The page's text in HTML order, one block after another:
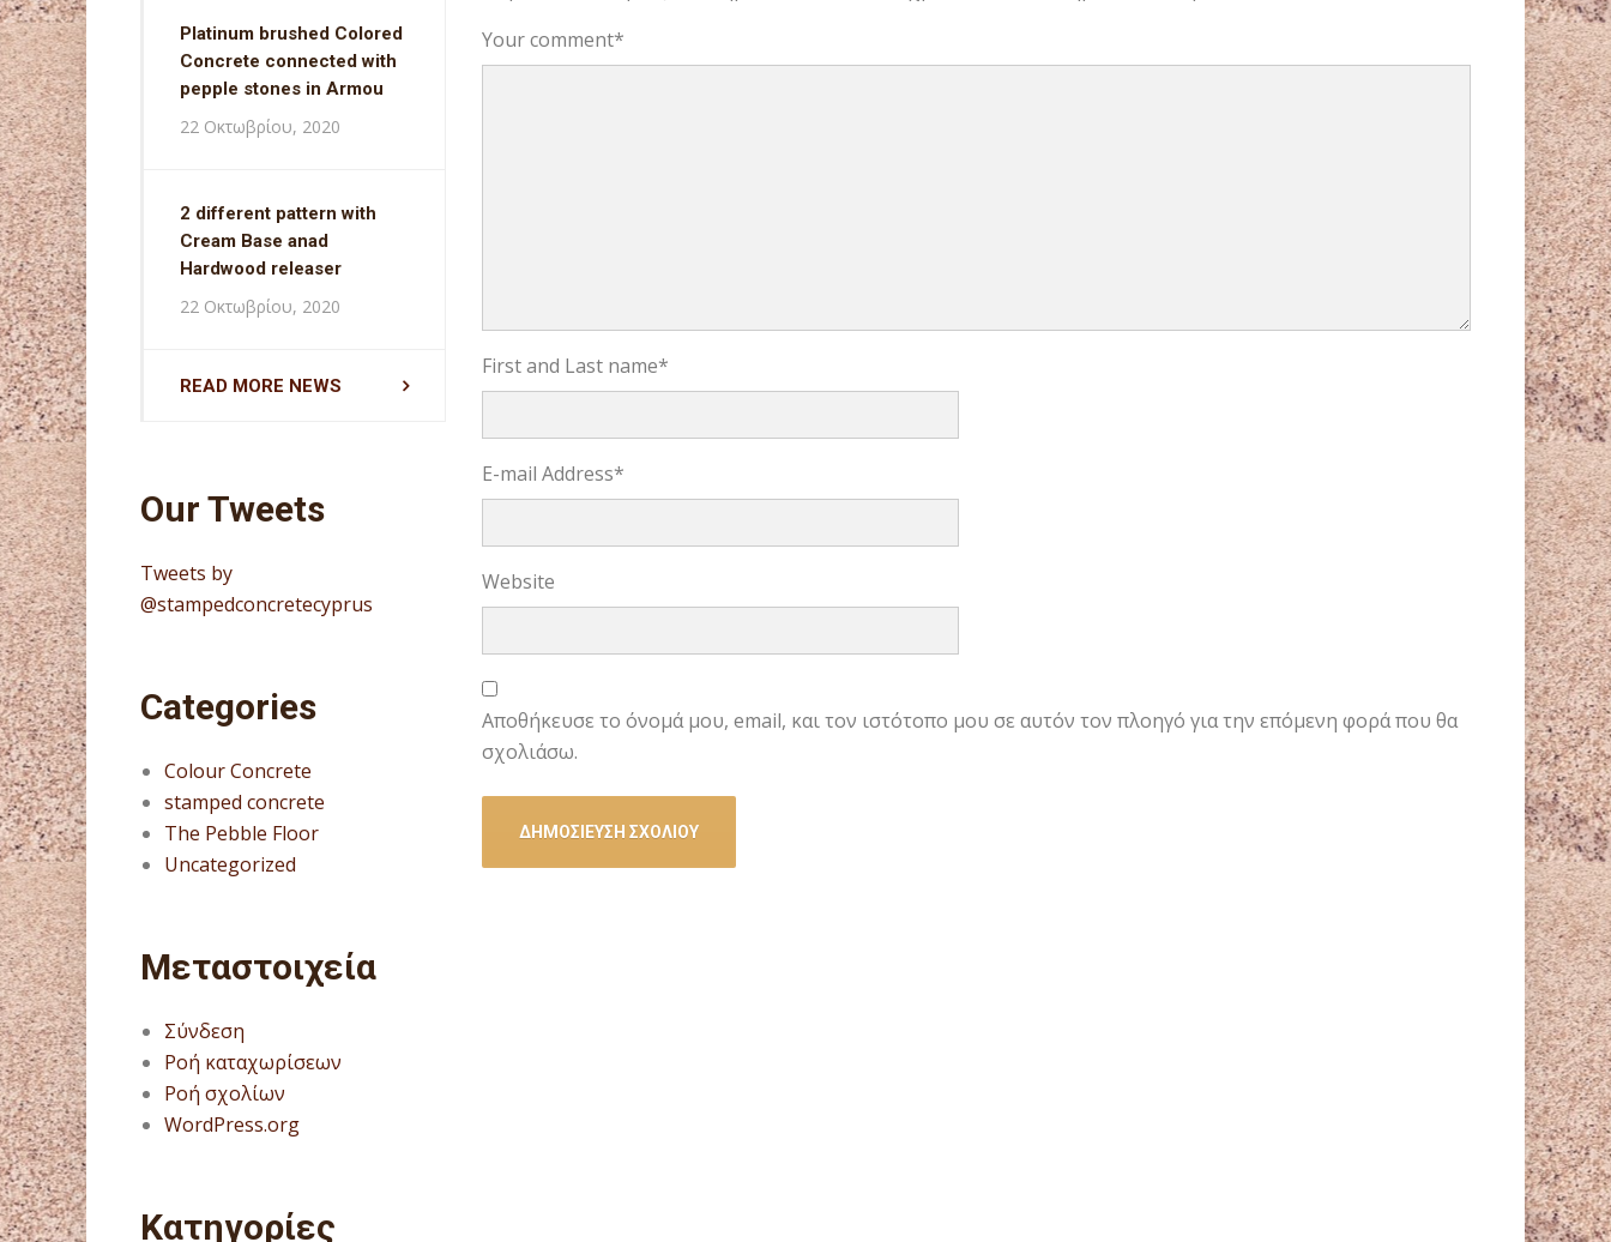
Your comment*
First and Last name*
E-mail Address*
Website
Αποθήκευσε το όνομά μου, email, και τον ιστότοπο μου σε αυτόν τον πλοηγό για την επόμενη φορά που θα
σχολιάσω.
Platinum brushed Colored
Concrete connected with
pepple stones in Armou
22 Οκτωβρίου, 2020
2 different pattern with
Cream Base anad
Hardwood releaser
22 Οκτωβρίου, 2020
READ MORE NEWS
Our Tweets
Tweets by
@stampedconcretecyprus
Categories
Colour Concrete
stamped concrete
The Pebble Floor
Uncategorized
Μεταστοιχεία
Σύνδεση
Ροή καταχωρίσεων
Ροή σχολίων
WordPress.org
Kατηγορίες